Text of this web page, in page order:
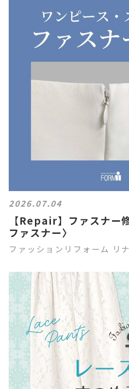
2026.07.04
【Repair】ファスナー
ファスナー〉
ファッションリフォーム リ